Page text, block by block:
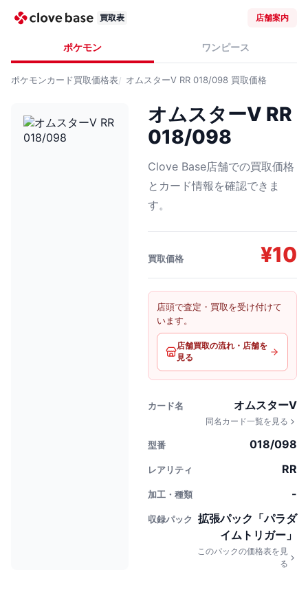
買取表 店舗案内
ポケモン ワンピース
ポケモンカード買取価格表 オムスターV RR 018/098 買取価格
オムスターV RR
018/098
Clove Base店舗での買取価格
とカード情報を確認できま
す。
買取価格 ¥10
店頭で査定・買取を受け付けて
います。
店舗買取の流れ・店舗を
見る
カード名 オムスターV
同名カード一覧を見る
型番 018/098
レアリティ RR
加工・種類 -
収録パック
拡張パック「パラダ
イムトリガー」
このパックの価格表を見
る